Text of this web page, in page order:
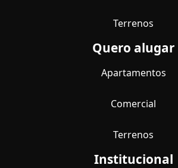
Terrenos
Quero alugar
Apartamentos
Comercial
Terrenos
Institucional